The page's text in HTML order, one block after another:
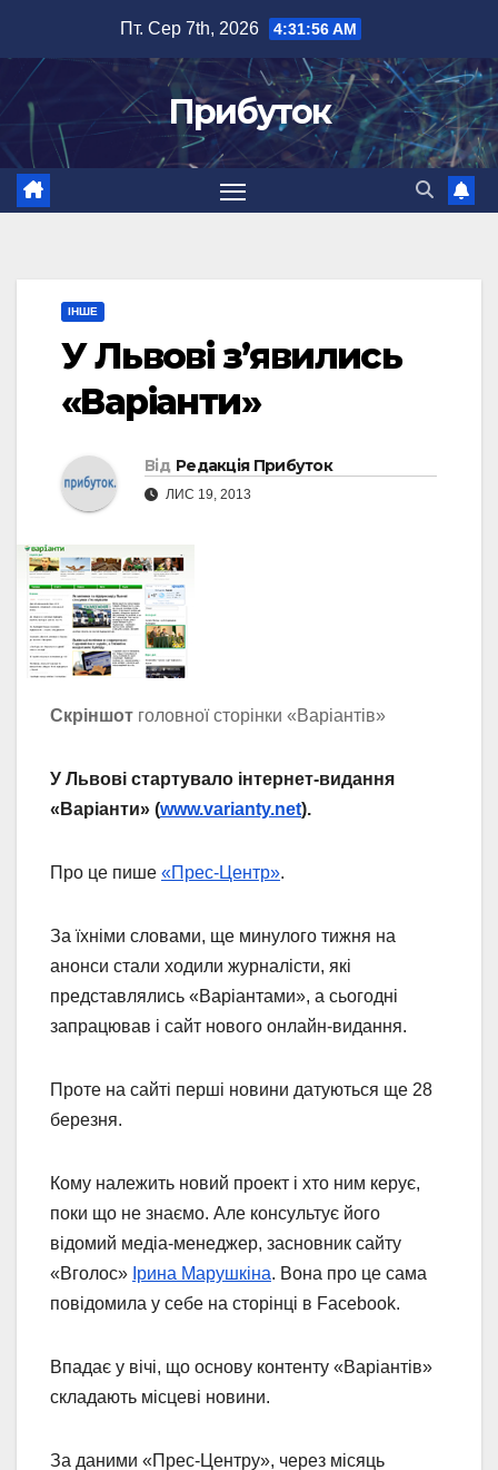
вмісту
Пт. Сер 7th, 2026 4:31:57 AM
Прибуток
ІНШЕ
У Львові з’явились
«Варіанти»
Від Редакція Прибуток
ЛИС 19, 2013
Скріншот головної сторінки «Варіантів»
У Львові стартувало інтернет-видання
«Варіанти» (www.varianty.net).
Про це пише «Прес-Центр».
За їхніми словами, ще минулого тижня на
анонси стали ходили журналісти, які
представлялись «Варіантами», а сьогодні
запрацював і сайт нового онлайн-видання.
Проте на сайті перші новини датуються ще 28
березня.
Кому належить новий проект і хто ним керує,
поки що не знаємо. Але консультує його
відомий медіа-менеджер, засновник сайту
«Вголос» Ірина Марушкіна. Вона про це сама
повідомила у себе на сторінці в Facebook.
Впадає у вічі, що основу контенту «Варіантів»
складають місцеві новини.
За даними «Прес-Центру», через місяць